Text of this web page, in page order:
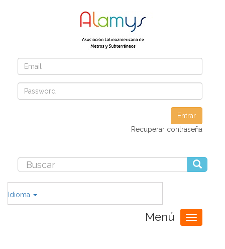
Entrar
Recuperar contraseña
Idioma
Menú
Toggle
navigation